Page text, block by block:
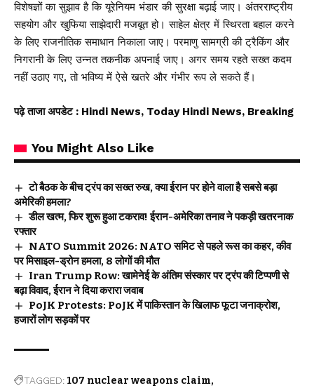
विशेषज्ञों का सुझाव है कि यूरेनियम भंडार की सुरक्षा बढ़ाई जाए। अंतरराष्ट्रीय
सहयोग और खुफिया साझेदारी मजबूत हो। साहेल क्षेत्र में स्थिरता बहाल करने
के लिए राजनीतिक समाधान निकाला जाए। परमाणु सामग्री की ट्रैकिंग और
निगरानी के लिए उन्नत तकनीक अपनाई जाए। अगर समय रहते सख्त कदम
नहीं उठाए गए, तो भविष्य में ऐसे खतरे और गंभीर रूप ले सकते हैं।
पढ़े ताजा अपडेट : Hindi News, Today Hindi News, Breaking
You Might Also Like
टो बैठक के बीच ट्रंप का सख्त रुख, क्या ईरान पर होने वाला है सबसे बड़ा
अमेरिकी हमला?
डील खत्म, फिर शुरू हुआ टकराव! ईरान-अमेरिका तनाव ने पकड़ी खतरनाक
रफ्तार
NATO Summit 2026: NATO समिट से पहले रूस का कहर, कीव
पर मिसाइल-ड्रोन हमला, 8 लोगों की मौत
Iran Trump Row: खामेनेई के अंतिम संस्कार पर ट्रंप की टिप्पणी से
बढ़ा विवाद, ईरान ने दिया करारा जवाब
PoJK Protests: PoJK में पाकिस्तान के खिलाफ फूटा जनाक्रोश,
हजारों लोग सड़कों पर
TAGGED:107 nuclear weapons claim